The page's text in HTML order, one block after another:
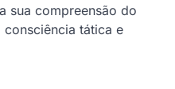
sua compreensão do
tática e